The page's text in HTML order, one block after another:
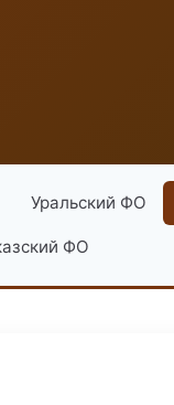
Уральский ФО
ФО